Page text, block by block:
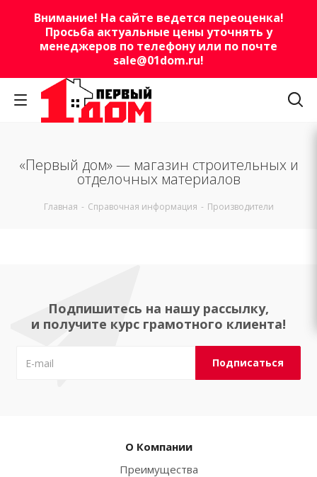
Внимание! На сайте ведется переоценка!
Просьба актуальные цены уточнять у
менеджеров по телефону или по почте
sale@01dom.ru!
«Первый дом» — магазин строительных и
отделочных материалов
Главная - Справочная информация - Производители
Подпишитесь на нашу рассылку,
и получите курс грамотного клиента!
О Компании
Преимущества